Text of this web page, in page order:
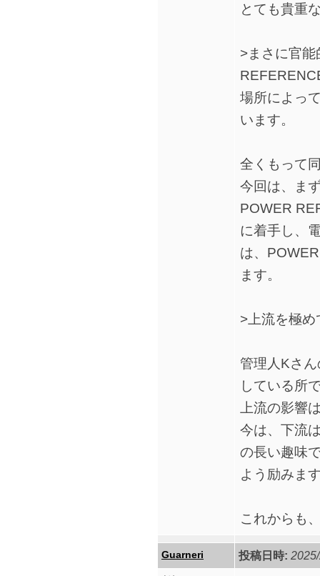
とても貴重
>まさに官
場所によっ
います。
全くもって
今回は、ま
POWER
に着手し、
は、
ます。
>上流を極
管理人Kさ
している所
上流の影響
今は、下流
の長い趣味
よう励みま
これからも
Guarneri 投稿日時: